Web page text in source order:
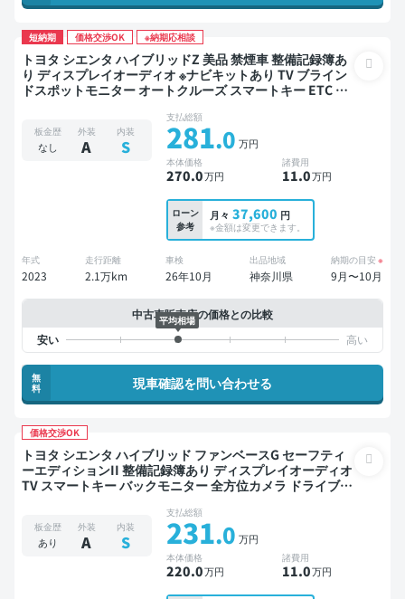
短納期 価格交渉OK ※納期応相談
トヨタ シエンタ ハイブリッドZ 美品 禁煙車 整備記録簿あ
り ディスプレイオーディオ ※ナビキットあり TV ブライン
ドスポットモニター オートクルーズ スマートキー ETC バ
板金歴
なし
外装
A
内装
S
支払総額
281.0 万円
本体価格
270.0万円
諸費用
11.0万円
ローン
参考
月々 37,600 円
※金額は変更できます。
年式
2023
走行距離
2.1万km
車検
26年10月
出品地域
神奈川県
納期の目安 ※
9月〜10月
中古車販売店の価格との比較
平均相場
無
料
現車確認を問い合わせる
価格交渉OK
トヨタ シエンタ ハイブリッド ファンベースG セーフティ
ーエディションII 整備記録簿あり ディスプレイオーディオ
TV スマートキー バックモニター 全方位カメラ ドライブレ
板金歴
あり
外装
A
内装
S
支払総額
231.0 万円
本体価格
220.0万円
諸費用
11.0万円